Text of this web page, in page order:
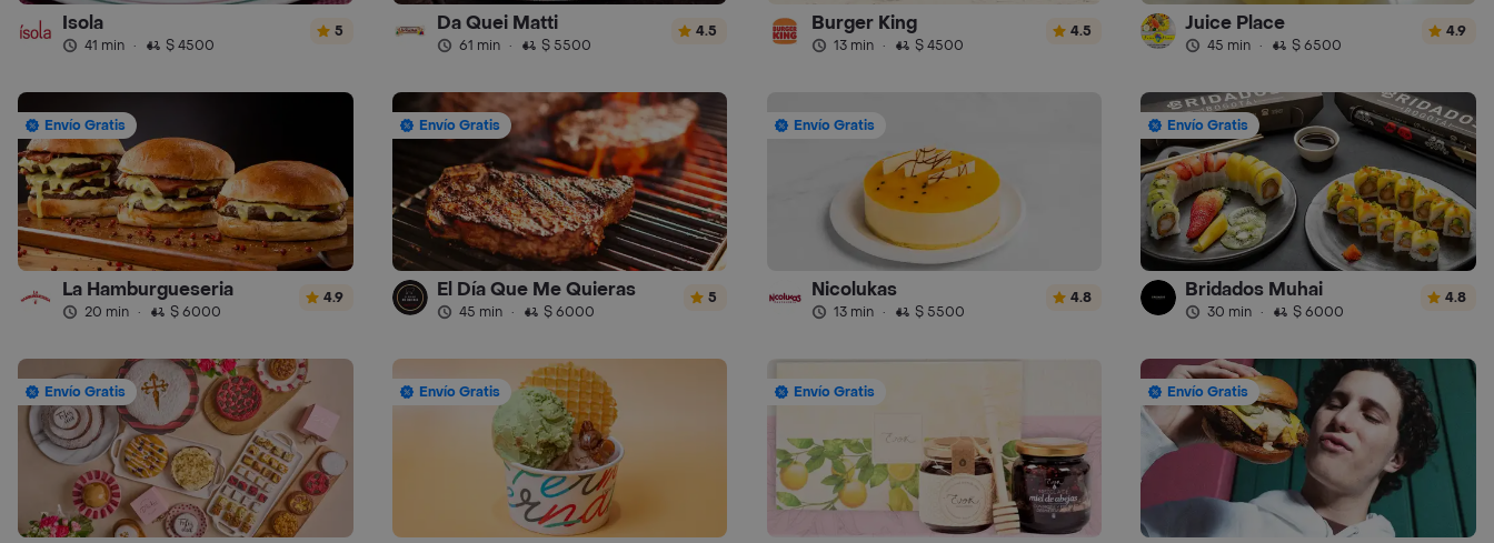
Isola
41 min · $ 4500
5 Da Quei Matti
61 min · $ 5500
4.5 Burger King
13 min · $ 4500
4.5 Juice Place
45 min · $ 6500
4.9
Envío Gratis
La Hamburgueseria
20 min · $ 6000
4.9
Envío Gratis
El Día Que Me Quieras
45 min · $ 6000
5
Envío Gratis
Nicolukas
13 min · $ 5500
4.8
Envío Gratis
Bridados Muhai
30 min · $ 6000
4.8
Envío Gratis Envío Gratis Envío Gratis Envío Gratis